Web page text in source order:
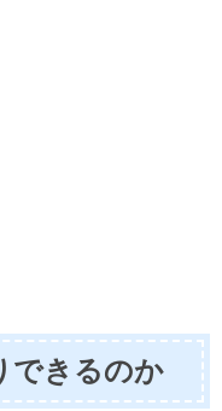
できるのか